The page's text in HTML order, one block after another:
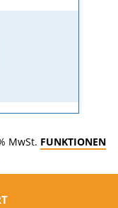
MwSt. FUNKTIONEN